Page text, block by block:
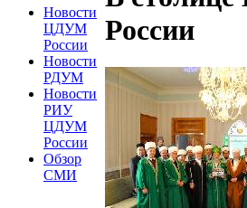
Новости
ЦДУМ
России
Новости
РДУМ
Новости
РИУ
ЦДУМ
России
Обзор
СМИ
России